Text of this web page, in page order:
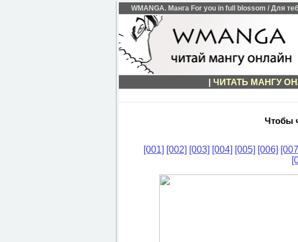
WMANGA. Манга For you in full blossom / Для
| ЧИТАТЬ МАНГУ
Чтобы
[001] [002] [003] [004] [005] [006]